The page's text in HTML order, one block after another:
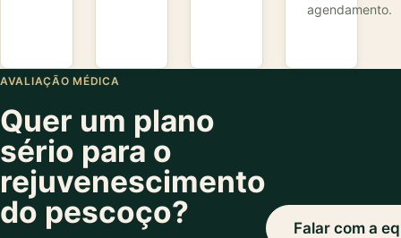
agendamento.
AVALIAÇÃO MÉDICA
Quer um plano
sério para o
rejuvenescimento
do pescoço?
Falar com a